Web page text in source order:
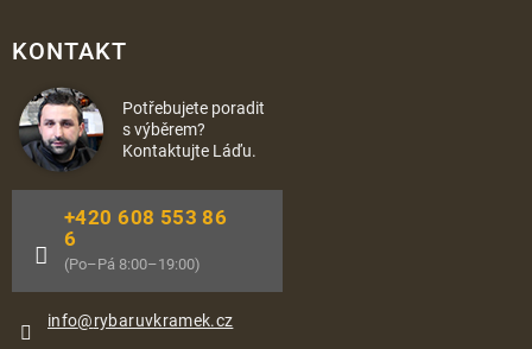
KONTAKT
Potřebujete poradit
s výběrem?
Kontaktujte Láďu.
info@rybaruvkramek.cz
+420 608 553 86
6
(Po–Pá 8:00–19:00)